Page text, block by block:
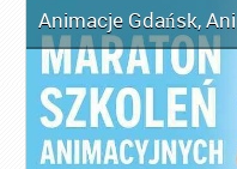
Animacje Gdańsk,